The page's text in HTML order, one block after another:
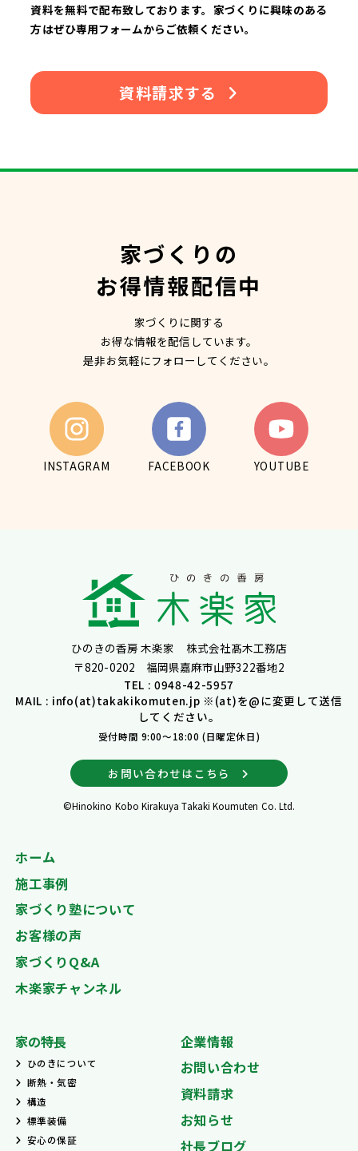
資料を無料で配布致しております。家づくりに興味のある
方はぜひ専用フォームからご依頼ください。
資料請求する
家づくりの
お得情報配信中
家づくりに関する
お得な情報を配信しています。
是非お気軽にフォローしてください。
INSTAGRAM FACEBOOK YOUTUBE
ひのきの香房 木楽家 株式会社髙木工務店
〒820-0202 福岡県嘉麻市山野322番地2
TEL : 0948-42-5957
MAIL : info(at)takakikomuten.jp ※(at)を@に変更して送信
してください。
受付時間 9:00～18:00 (日曜定休日)
お問い合わせはこちら
©Hinokino Kobo Kirakuya Takaki Koumuten Co. Ltd.
ホーム
施工事例
家づくり塾について
お客様の声
家づくりQ&A
木楽家チャンネル
家の特長
ひのきについて
断熱・気密
構造
標準装備
安心の保証
企業情報
お問い合わせ
資料請求
お知らせ
社長ブログ